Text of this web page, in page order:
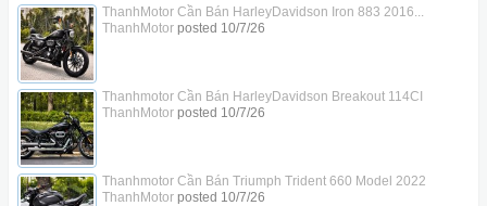
ThanhMotor Cần Bán HarleyDavidson Iron 883 2016...
ThanhMotorposted 10/7/26
Thanhmotor Cần Bán HarleyDavidson Breakout 114CI
ThanhMotorposted 10/7/26
Thanhmotor Cần Bán Triumph Trident 660 Model 2022
ThanhMotorposted 10/7/26